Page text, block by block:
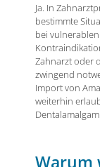
Ja. In
bestimmte
bei
Zahnarzt oder
zwingend
Import von
weiterhin
Warum